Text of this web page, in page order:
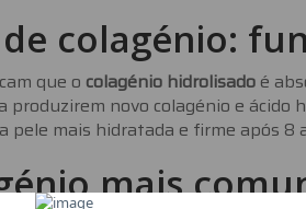
colagénio:
que o colagénio hidrolisadoé
novo colagénio e ácido
mais hidratada e firme após 8
mais